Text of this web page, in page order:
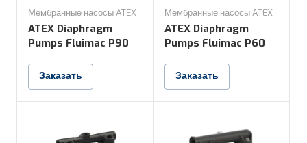
Мембранные насосы ATEX
ATEX Diaphragm
Pumps Fluimac P90
Заказать
Мембранные насосы ATEX
ATEX Diaphragm
Pumps Fluimac P60
Заказать